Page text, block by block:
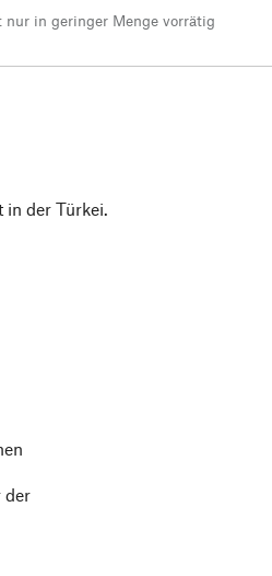
nur in geringer Menge vorrätig
in der Türkei.
der